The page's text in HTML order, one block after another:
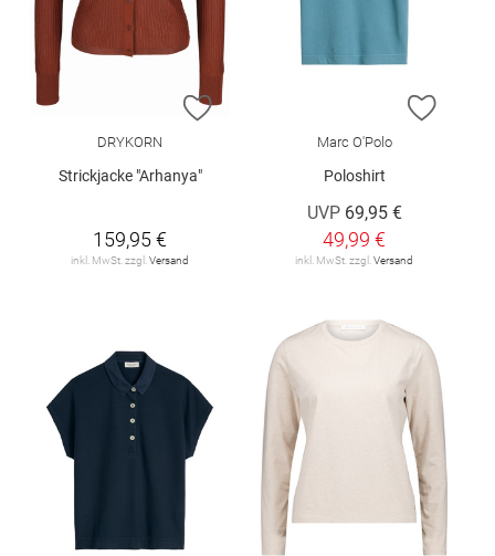
ZUR WUNSCHLISTE HINZUFÜGEN
DRYKORN
Strickjacke "Arhanya"
159,95 €
inkl. MwSt. zzgl. Versand
ZUR
Marc O'Polo
Poloshirt
UVP 69,95 €
49,99 €
inkl. MwSt. zzgl. Versand